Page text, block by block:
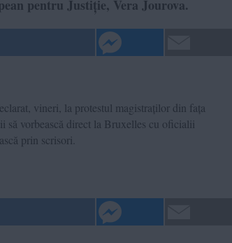
pentru Justiție, Vera Jourova.
vineri, la protestul magistraților din fața
să vorbească direct la Bruxelles cu oficialii
prin scrisori.